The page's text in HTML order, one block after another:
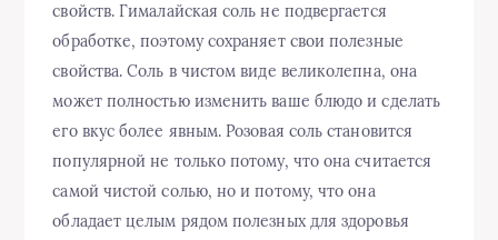
свойств. Гималайская соль не подвергается
обработке, поэтому сохраняет свои полезные
свойства. Соль в чистом виде великолепна, она
может полностью изменить ваше блюдо и сделать
его вкус более явным. Розовая соль становится
популярной не только потому, что она считается
самой чистой солью, но и потому, что она
обладает целым рядом полезных для здоровья